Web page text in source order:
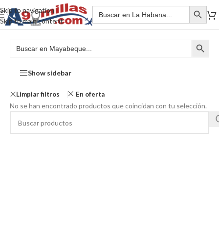
Skip to navigation
Skip to main content
Show sidebar
Limpiar filtros En oferta
No se han encontrado productos que coincidan con tu selección.